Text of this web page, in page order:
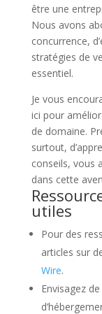
être une
Nous avons
concurrence,
stratégies de
essentiel.
Je vous
ici pour
de domaine.
surtout,
conseils, vous
dans cette
utiles
Pour des
articles sur
Wire.
Envisagez